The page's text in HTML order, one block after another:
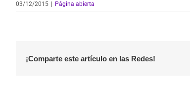
03/12/2015 Página abierta
¡Comparte este artículo en las Redes!